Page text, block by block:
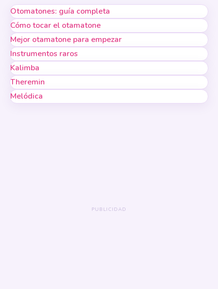
Otomatones: guía completa
Cómo tocar el otamatone
Mejor otamatone para empezar
Instrumentos raros
Kalimba
Theremin
Melódica